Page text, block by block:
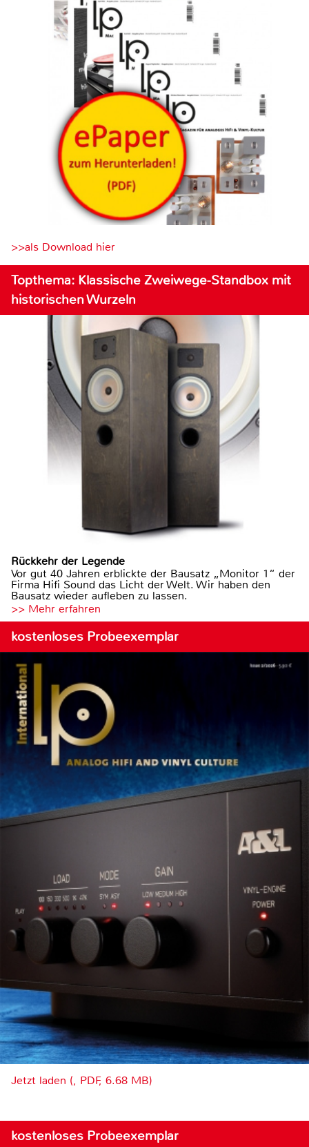
>>als Download hier
Topthema: Klassische Zweiwege-Standbox mit
historischen Wurzeln
Rückkehr der Legende
Vor gut 40 Jahren erblickte der Bausatz „Monitor 1“ der
Firma Hifi Sound das Licht der Welt. Wir haben den
Bausatz wieder aufleben zu lassen.
>> Mehr erfahren
kostenloses Probeexemplar
Jetzt laden (, PDF, 6.68 MB)
kostenloses Probeexemplar